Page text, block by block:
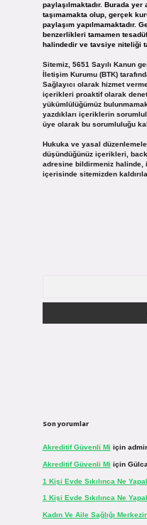
paylaşılmaktadır. Burada
taşımamakta olup, gerçek
paylaşım yapılmamaktadır.
benzerlikleri tamamen
halindedir ve tavsiye niteliği
Sitemiz, 5651 Sayılı Kanun
İletişim Kurumu (BTK)
Sağlayıcı olarak hizmet
içerikleri proaktif olarak
yükümlülüğümüz
yazdıkları içeriklerin
üye olarak bu sorumluluğu
Hukuka ve yasal
düşündüğünüz içerikleri,
adresine bildirmeniz
içerisinde sitemizden
Son yorumlar
Akreditif Güvenli Mi için
Akreditif Güvenli Mi için
1 Kişi Evde Sıkılınca Ne
1 Kişi Evde Sıkılınca Ne
Kadın Ve Aile Sağlığı